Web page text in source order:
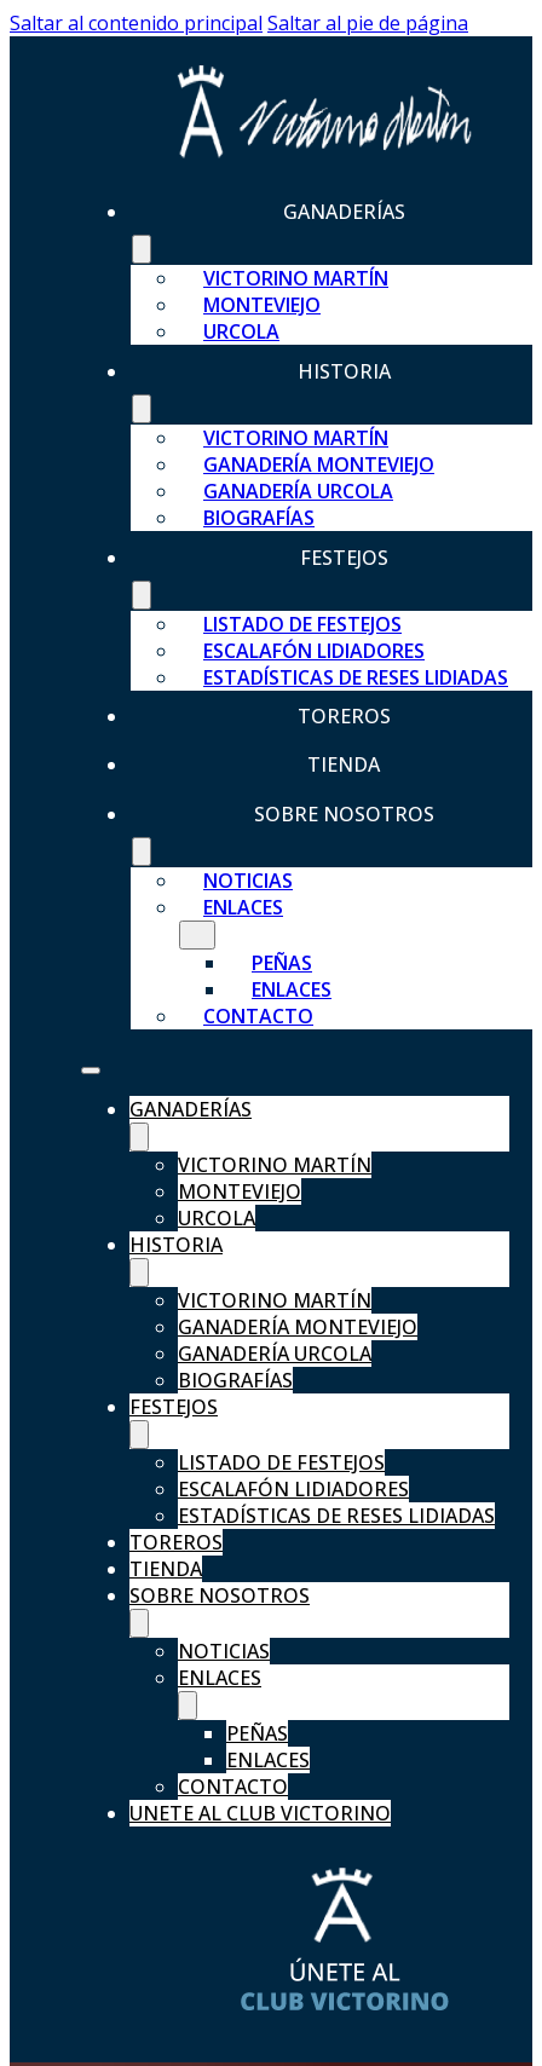
Saltar al contenido principal Saltar al pie de página
GANADERÍAS
VICTORINO MARTÍN
MONTEVIEJO
URCOLA
HISTORIA
VICTORINO MARTÍN
GANADERÍA MONTEVIEJO
GANADERÍA URCOLA
BIOGRAFÍAS
FESTEJOS
LISTADO DE FESTEJOS
ESCALAFÓN LIDIADORES
ESTADÍSTICAS DE RESES LIDIADAS
TOREROS
TIENDA
SOBRE NOSOTROS
NOTICIAS
ENLACES
PEÑAS
ENLACES
CONTACTO
GANADERÍAS
VICTORINO MARTÍN
MONTEVIEJO
URCOLA
HISTORIA
VICTORINO MARTÍN
GANADERÍA MONTEVIEJO
GANADERÍA URCOLA
BIOGRAFÍAS
FESTEJOS
LISTADO DE FESTEJOS
ESCALAFÓN LIDIADORES
ESTADÍSTICAS DE RESES LIDIADAS
TOREROS
TIENDA
SOBRE NOSOTROS
NOTICIAS
ENLACES
PEÑAS
ENLACES
CONTACTO
UNETE AL CLUB VICTORINO